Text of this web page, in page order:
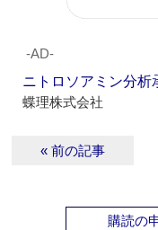
‐AD‐
ニトロソアミン分
蝶理株式会社
« 前の記事
購読の